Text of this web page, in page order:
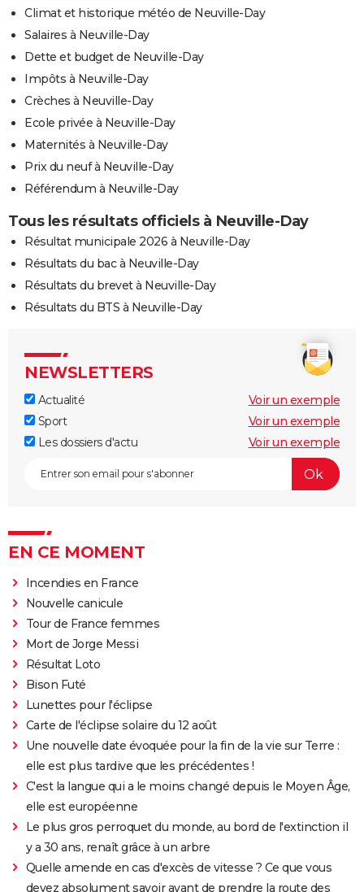
Climat et historique météo de Neuville-Day
Salaires à Neuville-Day
Dette et budget de Neuville-Day
Impôts à Neuville-Day
Crèches à Neuville-Day
Ecole privée à Neuville-Day
Maternités à Neuville-Day
Prix du neuf à Neuville-Day
Référendum à Neuville-Day
Tous les résultats officiels à Neuville-Day
Résultat municipale 2026 à Neuville-Day
Résultats du bac à Neuville-Day
Résultats du brevet à Neuville-Day
Résultats du BTS à Neuville-Day
NEWSLETTERS
Actualité
Voir un exemple
Sport
Voir un exemple
Les dossiers d'actu
Voir un exemple
EN CE MOMENT
Incendies en France
Nouvelle canicule
Tour de France femmes
Mort de Jorge Messi
Résultat Loto
Bison Futé
Lunettes pour l'éclipse
Carte de l'éclipse solaire du 12 août
Une nouvelle date évoquée pour la fin de la vie sur Terre :
elle est plus tardive que les précédentes !
C'est la langue qui a le moins changé depuis le Moyen Âge,
elle est européenne
Le plus gros perroquet du monde, au bord de l'extinction il
y a 30 ans, renaît grâce à un arbre
Quelle amende en cas d'excès de vitesse ? Ce que vous
devez absolument savoir avant de prendre la route des